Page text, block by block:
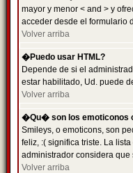
mayor y menor < and > y
acceder desde el formulario
Volver arriba
�Puedo usar HTML?
Depende de si el
estar habilitado, Ud. puede
Volver arriba
�Qu� son los emoticonos
Smileys, o emoticons, son
feliz, :( significa triste. La
administrador considera
Volver arriba